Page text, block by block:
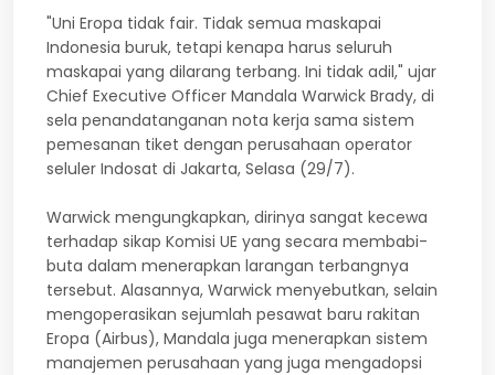
"Uni Eropa tidak fair. Tidak semua maskapai
Indonesia buruk, tetapi kenapa harus seluruh
maskapai yang dilarang terbang. Ini tidak adil," ujar
Chief Executive Officer Mandala Warwick Brady, di
sela penandatanganan nota kerja sama sistem
pemesanan tiket dengan perusahaan operator
seluler Indosat di Jakarta, Selasa (29/7).
Warwick mengungkapkan, dirinya sangat kecewa
terhadap sikap Komisi UE yang secara membabi-
buta dalam menerapkan larangan terbangnya
tersebut. Alasannya, Warwick menyebutkan, selain
mengoperasikan sejumlah pesawat baru rakitan
Eropa (Airbus), Mandala juga menerapkan sistem
manajemen perusahaan yang juga mengadopsi